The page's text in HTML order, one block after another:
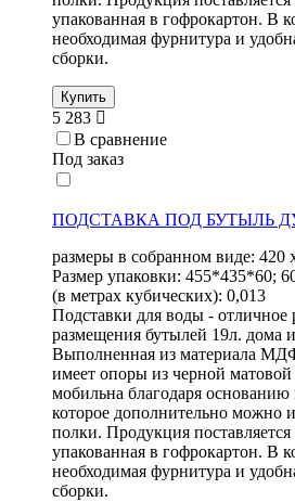
упакованная в гофрокартон. В
необходимая фурнитура и
сборки.
Купить
5 283
В сравнение
Под заказ
ПОДСТАВКА ПОД БУТЫЛЬ
размеры в собранном виде: 420
Размер упаковки: 455*435*60;
(в метрах кубических): 0,013
Подставки для воды -
размещения бутылей 19л. дома
Выполненная из материала
имеет опоры из черной
мобильна благодаря основанию
которое дополнительно можно
полки. Продукция
упакованная в гофрокартон. В
необходимая фурнитура и
сборки.